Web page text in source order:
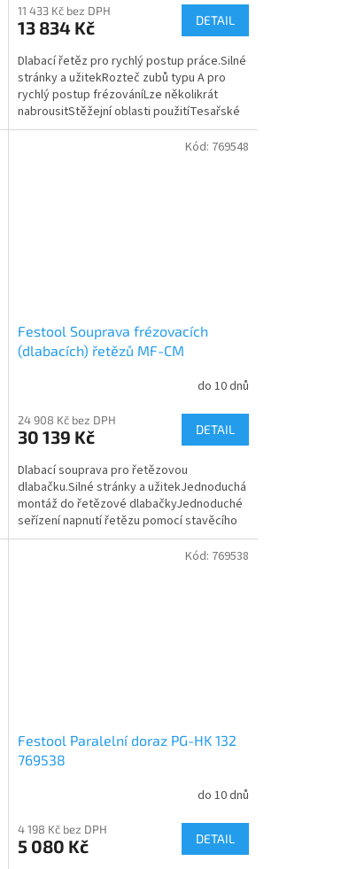
11 433 Kč bez DPH
13 834 Kč DETAIL
Dlabací řetěz pro rychlý postup práce.Silné
stránky a užitekRozteč zubů typu A pro
rychlý postup frézováníLze několikrát
nabrousitStěžejní oblasti použitíTesařské
prácePráce na...
Festool Souprava frézovacích
(dlabacích) řetězů MF-CM
do 10 dnů
24 908 Kč bez DPH
30 139 Kč DETAIL
Dlabací souprava pro řetězovou
dlabačku.Silné stránky a užitekJednoduchá
montáž do řetězové dlabačkyJednoduché
seřízení napnutí řetězu pomocí stavěcího
šroubuMaznice...
Kód: 769548
Festool Paralelní doraz PG-HK 132
769538
do 10 dnů
4 198 Kč bez DPH
5 080 Kč DETAIL
Kód: 769538